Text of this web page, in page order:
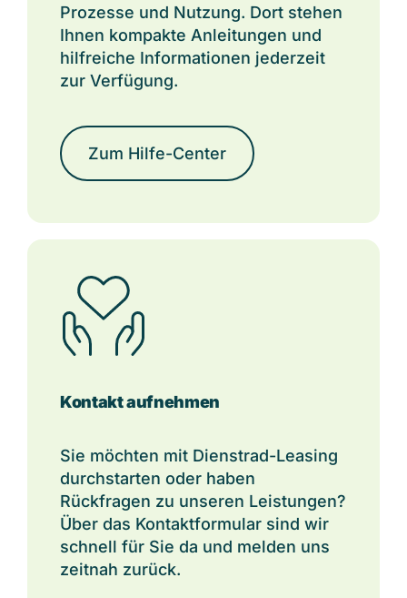
Prozesse und Nutzung. Dort stehen
Ihnen kompakte Anleitungen und
hilfreiche Informationen jederzeit
zur Verfügung.
Zum Hilfe-Center
Kontakt aufnehmen
Sie möchten mit Dienstrad-Leasing
durchstarten oder haben
Rückfragen zu unseren Leistungen?
Über das Kontaktformular sind wir
schnell für Sie da und melden uns
zeitnah zurück.